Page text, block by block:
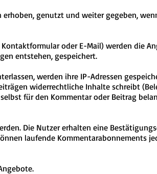
genutzt und weiter gegeben,
oder E-Mail) werden die
entstehen, gespeichert.
werden ihre IP-Adressen
widerrechtliche Inhalte schreibt
für den Kommentar oder Beitrag
Die Nutzer erhalten eine
laufende Kommentarabonnements